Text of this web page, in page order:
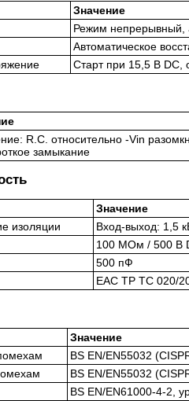
Значение
Режим непрерывный,
Автоматическое
Старт при 15,5 В DC,
R.C. относительно -Vin
замыкание
Значение
изоляции
Вход-выход: 1,5
100 МОм / 500 В
500 пФ
EAC TP TC 020/
Значение
BS EN/EN55032
BS EN/EN55032
BS EN/EN61000-4-2,